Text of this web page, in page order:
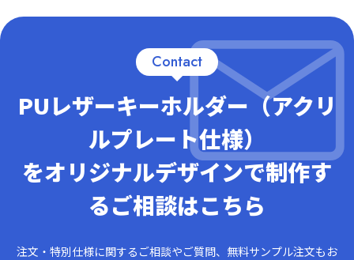
Contact
PUレザーキーホルダー（アクリ
ルプレート仕様）
をオリジナルデザインで制作す
るご相談はこちら
注文・特別仕様に関するご相談やご質問、無料サンプル注文もお